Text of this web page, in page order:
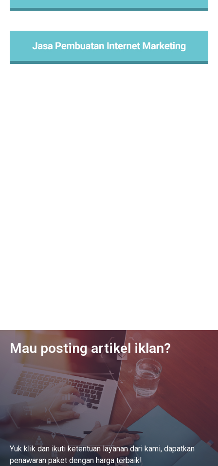
Mau posting artikel iklan?
Yuk klik dan ikuti ketentuan layanan dari kami, dapatkan
penawaran paket dengan harga terbaik!